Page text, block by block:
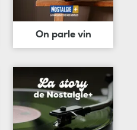
On parle vin